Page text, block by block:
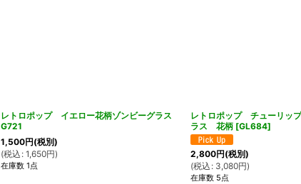
レトロポップ イエロー花柄ゾンビーグラス
G721
1,500円(税別)
(税込 : 1,650円)
在庫数 1点
レトロポップ チューリッ
ラス 花柄 [GL684]
2,800円(税別)
(税込 : 3,080円)
在庫数 5点